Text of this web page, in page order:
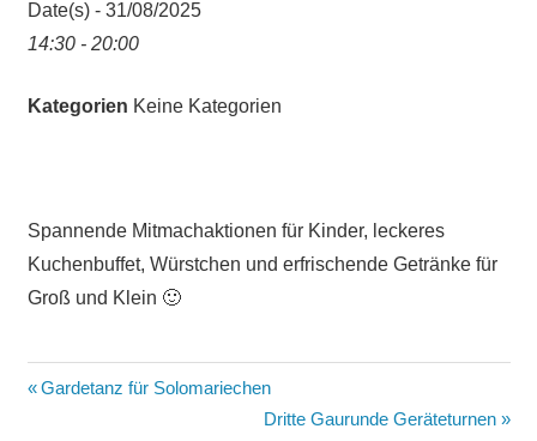
Date(s) - 31/08/2025
14:30 - 20:00
Kategorien Keine Kategorien
Spannende Mitmachaktionen für Kinder, leckeres
Kuchenbuffet, Würstchen und erfrischende Getränke für
Groß und Klein 🙂
Beitragsnavigation
Vorheriger
Gardetanz für Solomariechen
Nächster
Dritte Gaurunde Geräteturnen